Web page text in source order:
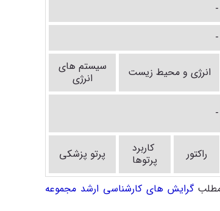
-
-
انرژی و محیط زیست
سیستم های
انرژی
-
راکتور
کاربرد
پرتوها
پرتو پزشکی
مطلبگرایش های کارشناسی ارشد مجموعه